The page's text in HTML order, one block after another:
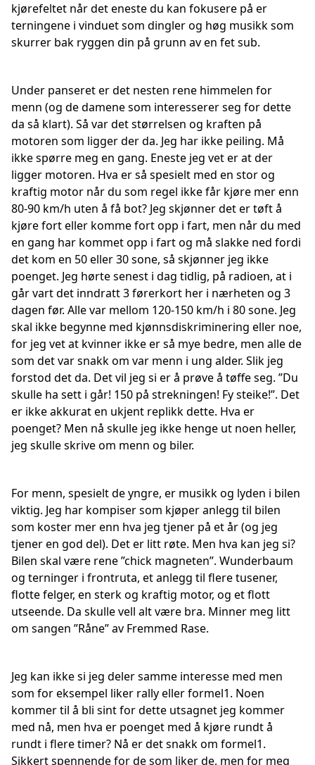
kjørefeltet når det eneste du kan fokusere på er
terningene i vinduet som dingler og høg musikk som
skurrer bak ryggen din på grunn av en fet sub.
Under panseret er det nesten rene himmelen for
menn (og de damene som interesserer seg for dette
da så klart). Så var det størrelsen og kraften på
motoren som ligger der da. Jeg har ikke peiling. Må
ikke spørre meg en gang. Eneste jeg vet er at der
ligger motoren. Hva er så spesielt med en stor og
kraftig motor når du som regel ikke får kjøre mer enn
80-90 km/h uten å få bot? Jeg skjønner det er tøft å
kjøre fort eller komme fort opp i fart, men når du med
en gang har kommet opp i fart og må slakke ned fordi
det kom en 50 eller 30 sone, så skjønner jeg ikke
poenget. Jeg hørte senest i dag tidlig, på radioen, at i
går vart det inndratt 3 førerkort her i nærheten og 3
dagen før. Alle var mellom 120-150 km/h i 80 sone. Jeg
skal ikke begynne med kjønnsdiskriminering eller noe,
for jeg vet at kvinner ikke er så mye bedre, men alle de
som det var snakk om var menn i ung alder. Slik jeg
forstod det da. Det vil jeg si er å prøve å tøffe seg. ”Du
skulle ha sett i går! 150 på strekningen! Fy steike!”. Det
er ikke akkurat en ukjent replikk dette. Hva er
poenget? Men nå skulle jeg ikke henge ut noen heller,
jeg skulle skrive om menn og biler.
For menn, spesielt de yngre, er musikk og lyden i bilen
viktig. Jeg har kompiser som kjøper anlegg til bilen
som koster mer enn hva jeg tjener på et år (og jeg
tjener en god del). Det er litt røte. Men hva kan jeg si?
Bilen skal være rene ”chick magneten”. Wunderbaum
og terninger i frontruta, et anlegg til flere tusener,
flotte felger, en sterk og kraftig motor, og et flott
utseende. Da skulle vell alt være bra. Minner meg litt
om sangen ”Råne” av Fremmed Rase.
Jeg kan ikke si jeg deler samme interesse med men
som for eksempel liker rally eller formel1. Noen
kommer til å bli sint for dette utsagnet jeg kommer
med nå, men hva er poenget med å kjøre rundt å
rundt i flere timer? Nå er det snakk om formel1.
Sikkert spennende for de som liker de, men for meg